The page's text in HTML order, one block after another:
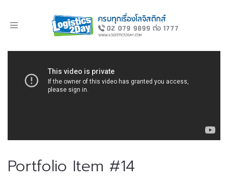
Toggle
Portfolio Item #14